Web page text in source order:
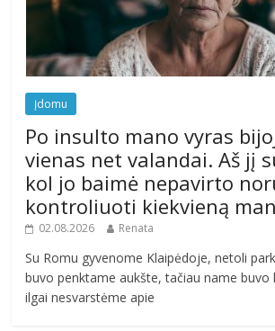
Įdomu
Po insulto mano vyras
vienas net valandai. Aš jį
kol jo baimė nepavirto
kontroliuoti kiekvieną
02.08.2026 Renata
Su Romu gyvenome Klaipėdoje, netoli
buvo penktame aukšte, tačiau name buvo
ilgai nesvarstėme apie